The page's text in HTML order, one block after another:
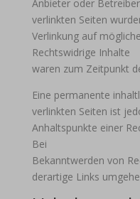
Anbieter oder
verlinkten Seiten
Verlinkung auf
Rechtswidrige Inhalte
waren zum Zeitpunkt
Eine permanente
verlinkten Seiten ist
Anhaltspunkte einer
Bei
Bekanntwerden von
derartige Links